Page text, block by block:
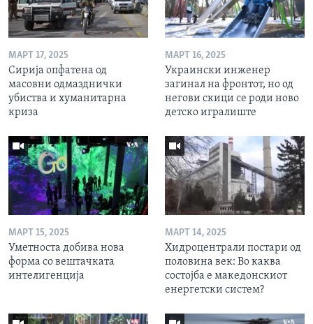
МАРТ 17, 2025
Сирија опфатена од
масовни одмазднички
убиства и хуманитарна
криза
МАРТ 16, 2025
Украински инженер
загинал на фронтот, но од
негови скици се роди ново
детско игралиште
МАРТ 15, 2025
Уметноста добива нова
форма со вештачката
интелигенција
МАРТ 14, 2025
Хидроцентрали постари од
половина век: Во каква
состојба е македонскиот
енергетски систем?